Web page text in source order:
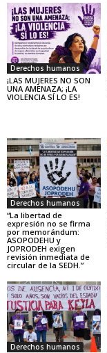
Derechos humanos
¡LAS MUJERES NO SON
UNA AMENAZA; ¡LA
VIOLENCIA SÍ LO ES!
Derechos humanos
“La libertad de
expresión no se firma
por memorándum:
ASOPODEHU y
JOPRODEH exigen
revisión inmediata de
circular de la SEDH.”
Derechos humanos